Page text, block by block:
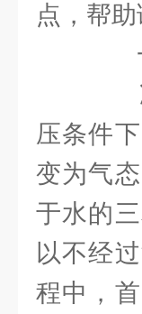
点，帮
一
冷
压条件
变为气
于水的
以不经
程中，